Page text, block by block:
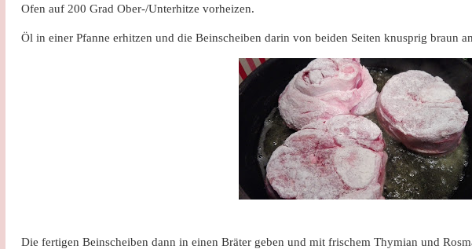
Ofen auf 200 Grad Ober-/Unterhitze vorheizen.
Öl in einer Pfanne erhitzen und die Beinscheiben darin von beiden Seiten knusprig braun
Die fertigen Beinscheiben dann in einen Bräter geben und mit frischem Thymian und